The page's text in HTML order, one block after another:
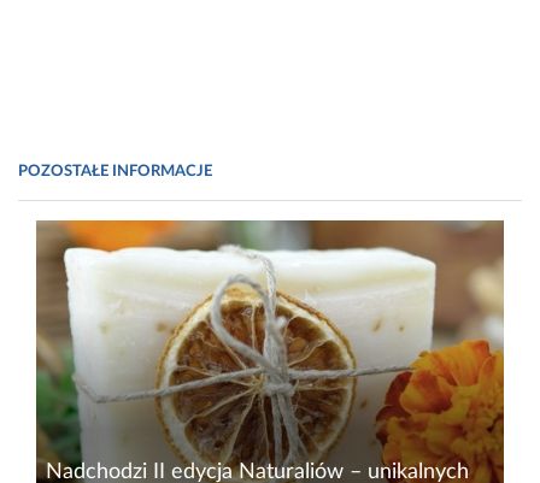
POZOSTAŁE INFORMACJE
Nadchodzi II edycja Naturaliów – unikalnych